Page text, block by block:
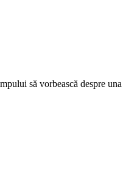
să vorbească despre una